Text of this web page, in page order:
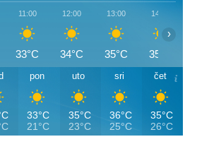
11:00
33°C
12:00
34°C
13:00
35°C
14:00
35°C
›
pon
33°C
21°C
uto
35°C
23°C
sri
36°C
25°C
čet
35°C
26°C